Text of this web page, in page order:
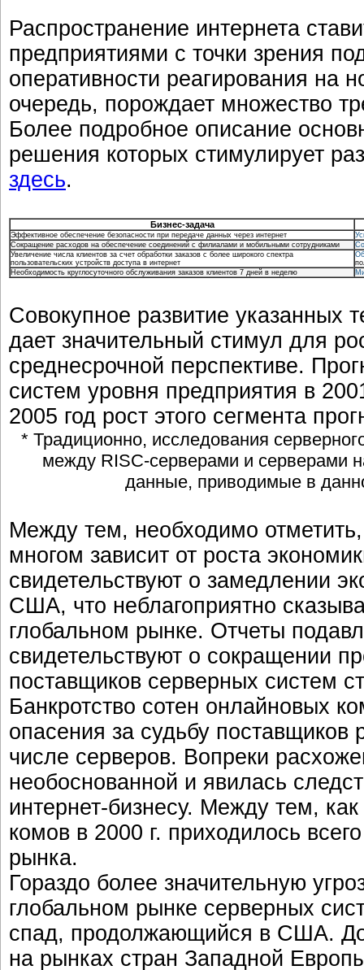
Распространение интернета
предприятиями с точки зрения
оперативности реагирования на
очередь, порождает множество
Более подробное описание
решения которых стимулирует
здесь.
Бизнес-задача
Эффективное обеспечение безопасности при передаче данных через интернет
Сокращение расходов на обеспечение соединений с филиалами и мобильными сотрудниками
Увеличение числа клиентов за счет обработки заказов с более широкого спектра
пользовательских устройств доступа в интернет
Необходимость круглосуточного обслуживания заказов клиентов 7 дней в неделю
Совокупное развитие указанных
дает значительный стимул для
среднесрочной перспективе.
систем уровня предприятия в
2005 год рост этого сегмента
* Традиционно, исследования
между RISC-серверами и серверами
данные, приводимые в
Между тем, необходимо
многом зависит от роста
свидетельствуют о замедлении
США, что неблагоприятно
глобальном рынке. Отчеты
свидетельствуют о сокращении
поставщиков серверных систем
Банкротство сотен онлайновых
опасения за судьбу
числе серверов. Вопреки
необоснованной и явилась
интернет-бизнесу. Между тем,
комов в 2000 г. приходилось
рынка.
Гораздо более значительную
глобальном рынке серверных
спад, продолжающийся в США. До
на рынках стран Западной